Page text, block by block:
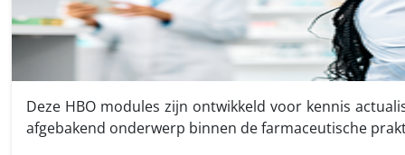
Deze HBO modules zijn ontwikkeld voor kennis
afgebakend onderwerp binnen de farmaceutische